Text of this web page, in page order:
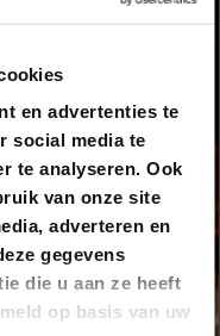
en advertenties te
social media te
te analyseren. Ook
van onze site
adverteren en
gegevens
die u aan ze heeft
op basis van uw